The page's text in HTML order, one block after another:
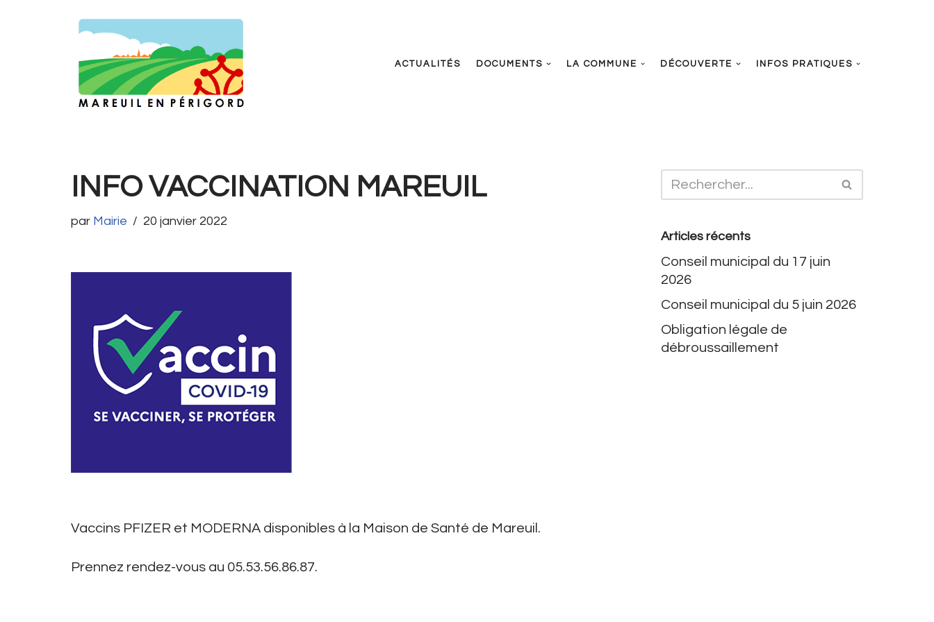
ACTUALITÉS DOCUMENTS LA COMMUNE DÉCOUVERTE INFOS PRATIQUES
INFO VACCINATION MAREUIL
par Mairie 20 janvier 2022
Vaccins PFIZER et MODERNA disponibles à la Maison de Santé de Mareuil.
Prennez rendez-vous au 05.53.56.86.87.
Articles récents
Conseil municipal du 17 juin
2026
Conseil municipal du 5 juin 2026
Obligation légale de
débroussaillement